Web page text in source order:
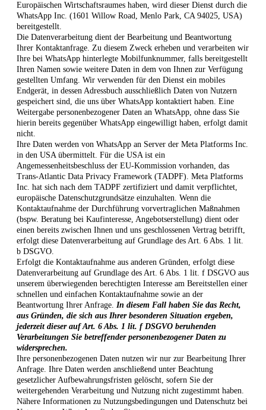
Europäischen Wirtschaftsraumes haben, wird dieser Dienst durch die
WhatsApp Inc. (1601 Willow Road, Menlo Park, CA 94025, USA)
bereitgestellt.
Die Datenverarbeitung dient der Bearbeitung und Beantwortung
Ihrer Kontaktanfrage. Zu diesem Zweck erheben und verarbeiten wir
Ihre bei WhatsApp hinterlegte Mobilfunknummer, falls bereitgestellt
Ihren Namen sowie weitere Daten in dem von Ihnen zur Verfügung
gestellten Umfang. Wir verwenden für den Dienst ein mobiles
Endgerät, in dessen Adressbuch ausschließlich Daten von Nutzern
gespeichert sind, die uns über WhatsApp kontaktiert haben. Eine
Weitergabe personenbezogener Daten an WhatsApp, ohne dass Sie
hierin bereits gegenüber WhatsApp eingewilligt haben, erfolgt damit
nicht.
Ihre Daten werden von WhatsApp an Server der Meta Platforms Inc.
in den USA übermittelt. Für die USA ist ein
Angemessenheitsbeschluss der EU-Kommission vorhanden, das
Trans-Atlantic Data Privacy Framework (TADPF). Meta Platforms
Inc. hat sich nach dem TADPF zertifiziert und damit verpflichtet,
europäische Datenschutzgrundsätze einzuhalten. Wenn die
Kontaktaufnahme der Durchführung vorvertraglichen Maßnahmen
(bspw. Beratung bei Kaufinteresse, Angebotserstellung) dient oder
einen bereits zwischen Ihnen und uns geschlossenen Vertrag betrifft,
erfolgt diese Datenverarbeitung auf Grundlage des Art. 6 Abs. 1 lit.
b DSGVO.
Erfolgt die Kontaktaufnahme aus anderen Gründen, erfolgt diese
Datenverarbeitung auf Grundlage des Art. 6 Abs. 1 lit. f DSGVO aus
unserem überwiegenden berechtigten Interesse am Bereitstellen einer
schnellen und einfachen Kontaktaufnahme sowie an der
Beantwortung Ihrer Anfrage. In diesem Fall haben Sie das Recht,
aus Gründen, die sich aus Ihrer besonderen Situation ergeben,
jederzeit dieser auf Art. 6 Abs. 1 lit. f DSGVO beruhenden
Verarbeitungen Sie betreffender personenbezogener Daten zu
widersprechen.
Ihre personenbezogenen Daten nutzen wir nur zur Bearbeitung Ihrer
Anfrage. Ihre Daten werden anschließend unter Beachtung
gesetzlicher Aufbewahrungsfristen gelöscht, sofern Sie der
weitergehenden Verarbeitung und Nutzung nicht zugestimmt haben.
Nähere Informationen zu Nutzungsbedingungen und Datenschutz bei